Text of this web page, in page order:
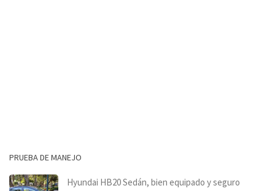
PRUEBA DE MANEJO
Hyundai HB20 Sedán, bien equipado y seguro